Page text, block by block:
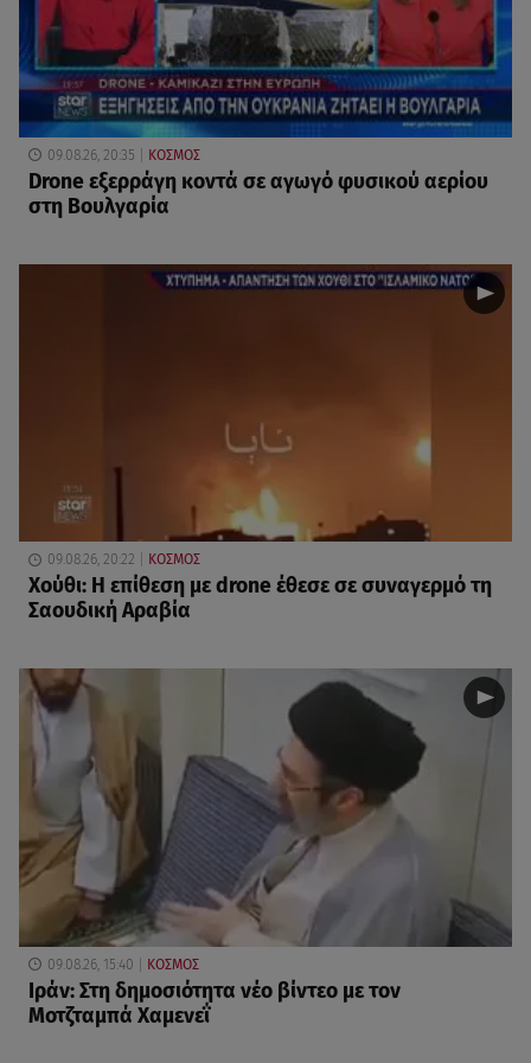
09.08.26, 20:35 ΚΟΣΜΟΣ
Drone εξερράγη κοντά σε αγωγό φυσικού αερίου
στη Βουλγαρία
09.08.26, 20:22 ΚΟΣΜΟΣ
Χούθι: Η επίθεση με drone έθεσε σε συναγερμό τη
Σαουδική Αραβία
09.08.26, 15:40 ΚΟΣΜΟΣ
Ιράν: Στη δημοσιότητα νέο βίντεο με τον
Μοτζταμπά Χαμενεΐ